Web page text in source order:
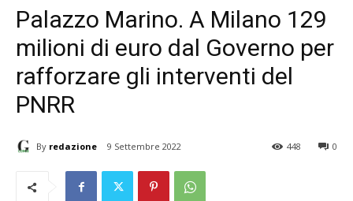
Palazzo Marino. A Milano 129
milioni di euro dal Governo per
rafforzare gli interventi del
PNRR
By redazione 9 Settembre 2022 0
448